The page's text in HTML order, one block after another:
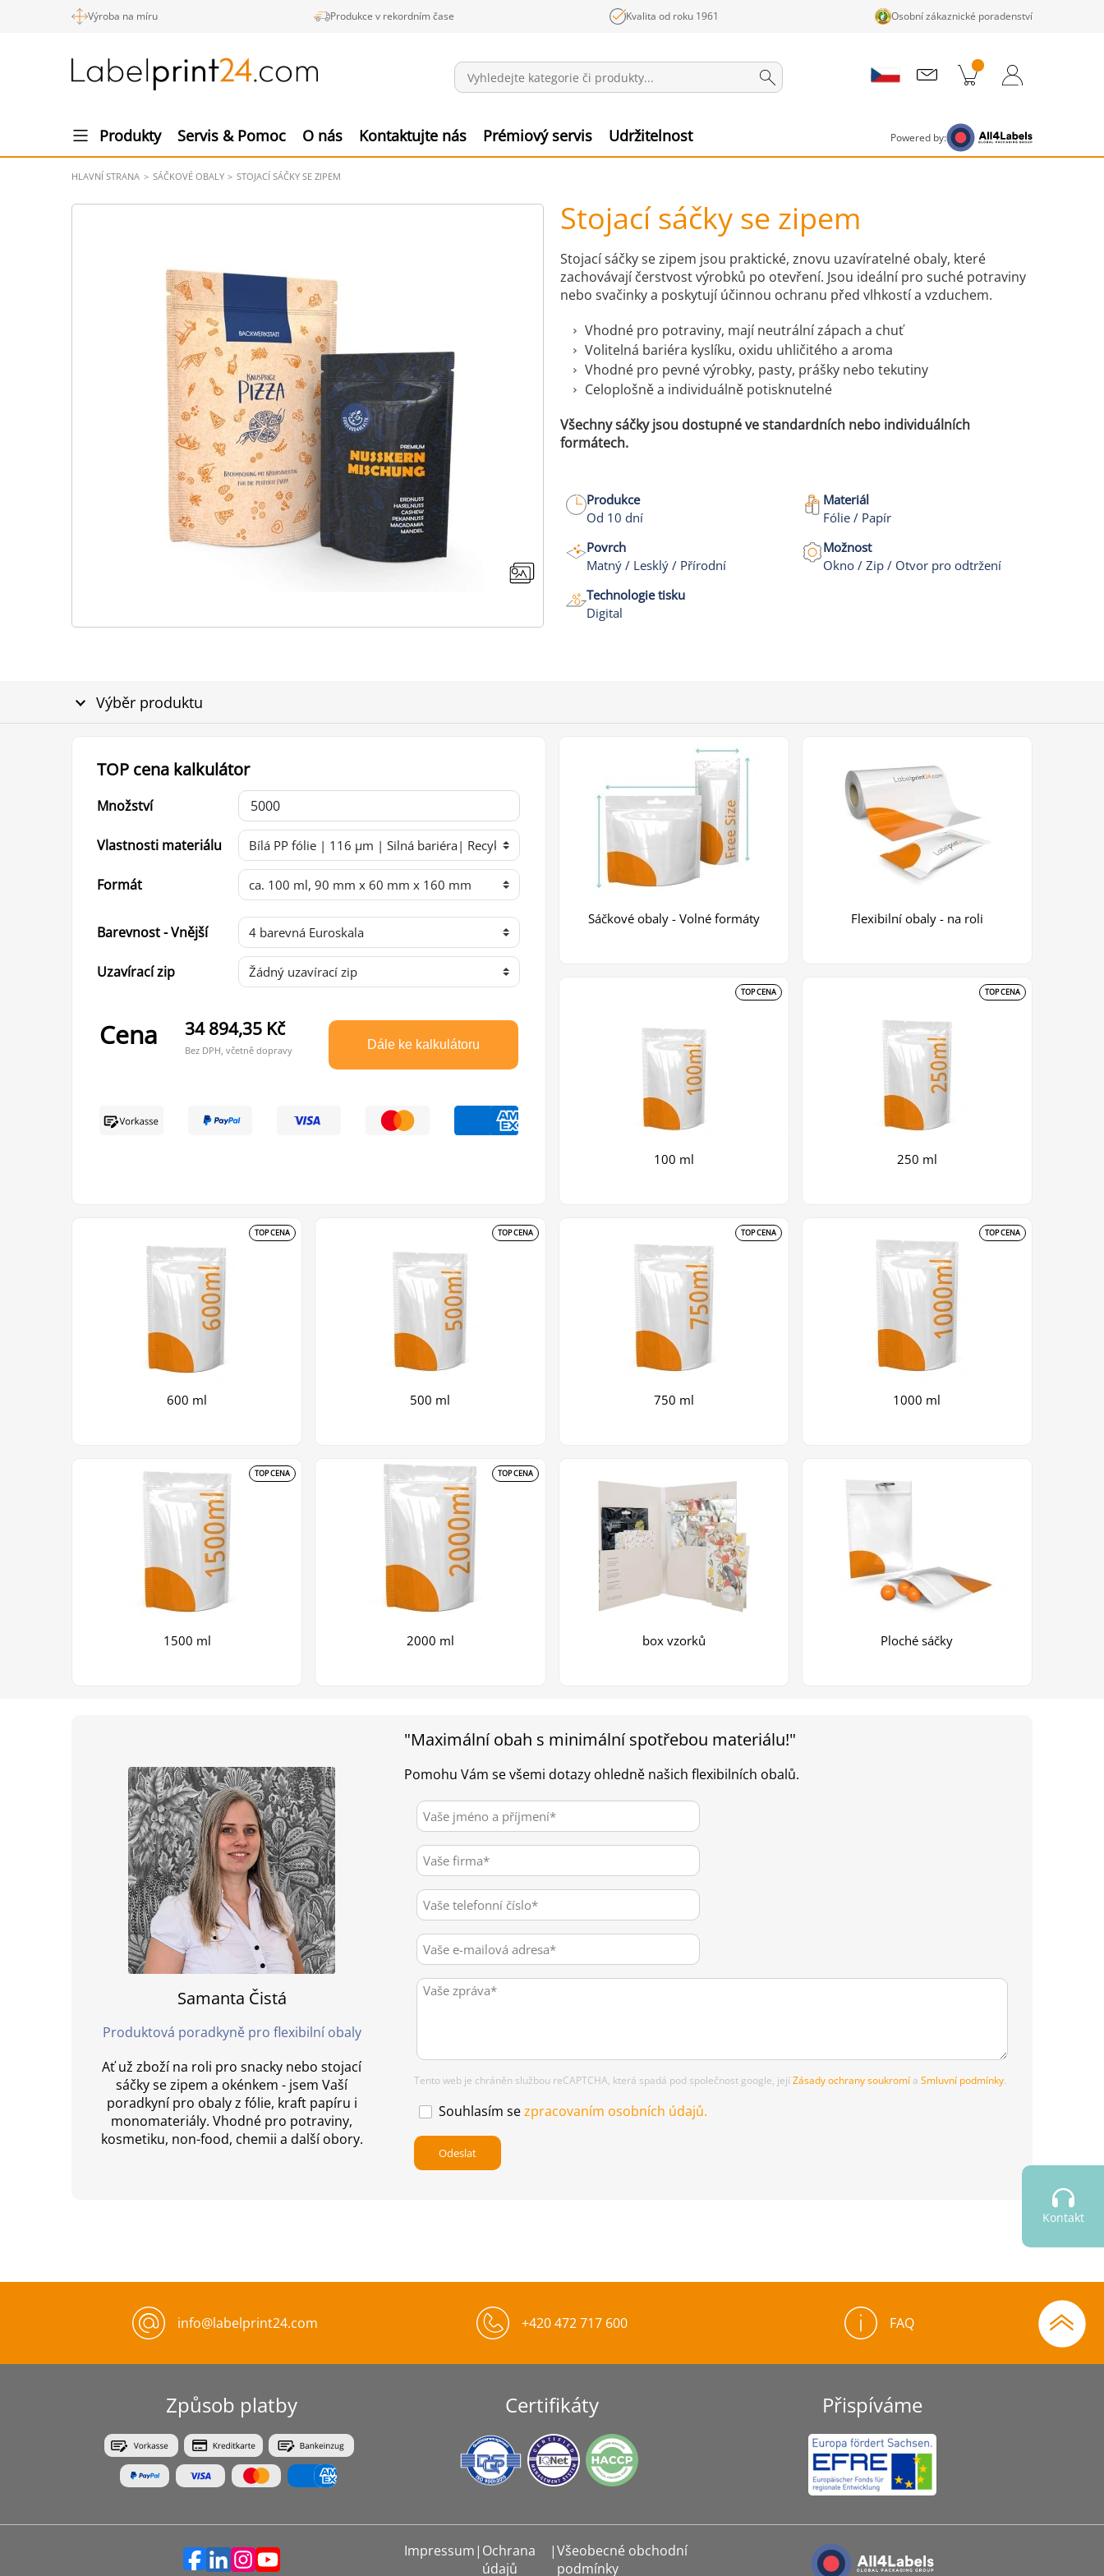
Výroba na míru Produkce v rekordním čase Kvalita od roku 1961 Osobní zákaznické poradenství
Produkty Servis & Pomoc O nás Kontaktujte nás Prémiový servis Udržitelnost Powered by:
Kontakt
HLAVNÍ STRANA SÁČKOVÉ OBALY STOJACÍ SÁČKY SE ZIPEM
Stojací sáčky se zipem
Stojací sáčky se zipem jsou praktické, znovu uzavíratelné obaly, které
zachovávají čerstvost výrobků po otevření. Jsou ideální pro suché potraviny
nebo svačinky a poskytují účinnou ochranu před vlhkostí a vzduchem.
Vhodné pro potraviny, mají neutrální zápach a chuť
Volitelná bariéra kyslíku, oxidu uhličitého a aroma
Vhodné pro pevné výrobky, pasty, prášky nebo tekutiny
Celoplošně a individuálně potisknutelné
Všechny sáčky jsou dostupné ve standardních nebo individuálních
formátech.
Produkce
Od 10 dní
Materiál
Fólie / Papír
Povrch
Matný / Lesklý / Přírodní
Možnost
Okno / Zip / Otvor pro odtržení
Technologie tisku
Digital
Výběr produktu
TOP cena kalkulátor
Množství
Vlastnosti materiálu
Formát
Barevnost - Vnější
Uzavírací zip
Cena 34 894,35 Kč
Bez DPH, včetně dopravy Dále ke kalkulátoru
Sáčkové obaly - Volné formáty Flexibilní obaly - na roli
100 ml
TOP CENA
250 ml
TOP CENA
600 ml
TOP CENA
500 ml
TOP CENA
750 ml
TOP CENA
1000 ml
TOP CENA
1500 ml
TOP CENA
2000 ml
TOP CENA
box vzorků Ploché sáčky
Samanta Čistá
Produktová poradkyně pro flexibilní obaly
Ať už zboží na roli pro snacky nebo stojací
sáčky se zipem a okénkem - jsem Vaší
poradkyní pro obaly z fólie, kraft papíru i
monomateriály. Vhodné pro potraviny,
kosmetiku, non-food, chemii a další obory.
"Maximální obah s minimální spotřebou materiálu!"
Pomohu Vám se všemi dotazy ohledně našich flexibilních obalů.
Tento web je chráněn službou reCAPTCHA, která spadá pod společnost google, jejíZásady ochrany soukromí a Smluvní podmínky.
Souhlasím sezpracovaním osobních údajů.
info@labelprint24.com +420 472 717 600 FAQ
Způsob platby Certifikáty Přispíváme
Impressum | Ochrana
údajů
|Všeobecné obchodní
podmínky